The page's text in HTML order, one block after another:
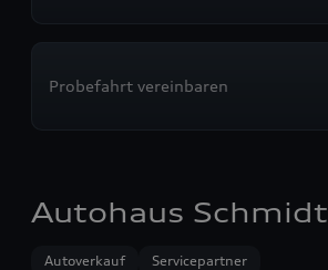
Probefahrt vereinbaren
Autohaus Schmidt
Autoverkauf
Servicepartner